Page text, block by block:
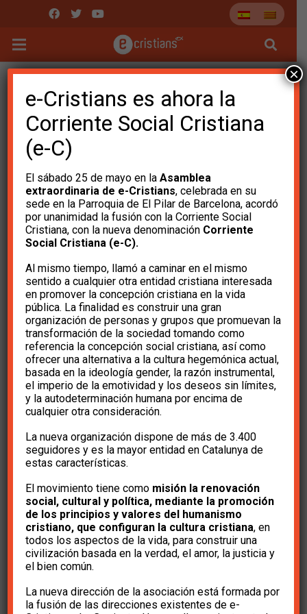
Basta ya de gobiernos
pornógrafos.
Educación sexual y
pornografía
hace 6 años e-Cristians
ForumLibertas.com
La mayoría de jóvenes acceden a
lapornografíacuando ni siquiera son
adolescentes, a los 12, 13 años y un 75% son
chicos. Según estudios recientes, más de la
mitad de los adolescentes españoles entre 14
e-Cristians es ahora la
Corriente Social Cristiana
(e-C)
El sábado 25 de mayo en laAsamblea
extraordinaria de e-Cristians, celebrada en su
sede en la Parroquia de El Pilar de Barcelona, ​​acordó
por unanimidad la fusión con la Corriente Social
Cristiana, con la nueva denominación Corriente
Social Cristiana (e-C).
Al mismo tiempo, llamó a caminar en el mismo
sentido a cualquier otra entidad cristiana interesada
en promover la concepción cristiana en la vida
pública. La finalidad es construir una gran
organización de personas y grupos que promuevan la
transformación de la sociedad tomando como
referencia la concepción social cristiana, así como
ofrecer una alternativa a la cultura hegemónica actual,
basada en la ideología gender, la razón instrumental,
el imperio de la emotividad y los deseos sin límites,
y la autodeterminación humana por encima de
cualquier otra consideración.
La nueva organización dispone de más de 3.400
seguidores y es la mayor entidad en Catalunya de
estas características.
El movimiento tiene como misión la renovación
social, cultural y política, mediante la promoción
de los principios y valores del humanismo
cristiano, que configuran la cultura cristiana, en
todos los aspectos de la vida, para construir una
civilización basada en la verdad, el amor, la justicia y
el bien común.
La nueva dirección de la asociación está formada por
la fusión de las direcciones existentes de e-
×